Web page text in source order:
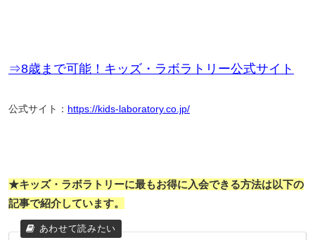
⇒8歳まで可能！キッズ・ラボラトリー公式サイト
公式サイト： https://kids-laboratory.co.jp/
★キッズ・ラボラトリーに最もお得に入会できる方法は以下の
記事で紹介しています。